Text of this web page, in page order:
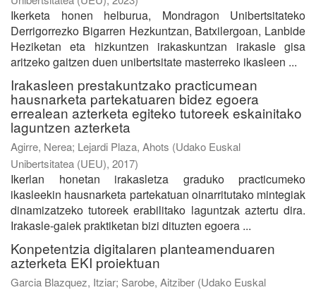
Ikerketa honen helburua, Mondragon Unibertsitateko
Derrigorrezko Bigarren Hezkuntzan, Batxilergoan, Lanbide
Heziketan eta hizkuntzen irakaskuntzan irakasle gisa
aritzeko gaitzen duen unibertsitate masterreko ikasleen ...
Irakasleen prestakuntzako practicumean
hausnarketa partekatuaren bidez egoera
errealean azterketa egiteko tutoreek eskainitako
laguntzen azterketa
Agirre, Nerea; Lejardi Plaza, Ahots (Udako Euskal
Unibertsitatea (UEU), 2017)
Ikerlan honetan irakasletza graduko practicumeko
ikasleekin hausnarketa partekatuan oinarritutako mintegiak
dinamizatzeko tutoreek erabilitako laguntzak aztertu dira.
Irakasle-gaiek praktiketan bizi dituzten egoera ...
Konpetentzia digitalaren planteamenduaren
azterketa EKI proiektuan
Garcia Blazquez, Itziar; Sarobe, Aitziber (Udako Euskal